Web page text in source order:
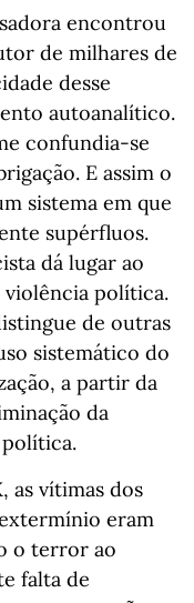
encontrou
de milhares de
desse
autoanalítico.
confundia-se
E assim o
sistema em que
supérfluos.
dá lugar ao
política.
de outras
sistemático do
a partir da
da
as vítimas dos
eram
o terror ao
falta de